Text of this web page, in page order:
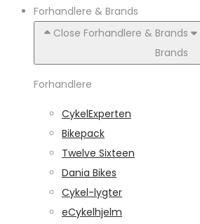
Forhandlere & Brands
Close Forhandlere & Brands
Brands
Forhandlere
CykelExperten
Bikepack
Twelve Sixteen
Dania Bikes
Cykel-lygter
eCykelhjelm